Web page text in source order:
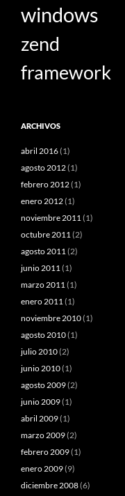
windows
zend
framework
ARCHIVOS
abril 2016(1)
agosto 2012(1)
febrero 2012(1)
enero 2012(1)
noviembre 2011(1)
octubre 2011(2)
agosto 2011(2)
junio 2011(1)
marzo 2011(1)
enero 2011(1)
noviembre 2010(1)
agosto 2010(1)
julio 2010(2)
junio 2010(1)
agosto 2009(2)
junio 2009(1)
abril 2009(1)
marzo 2009(2)
febrero 2009(1)
enero 2009(9)
diciembre 2008(6)